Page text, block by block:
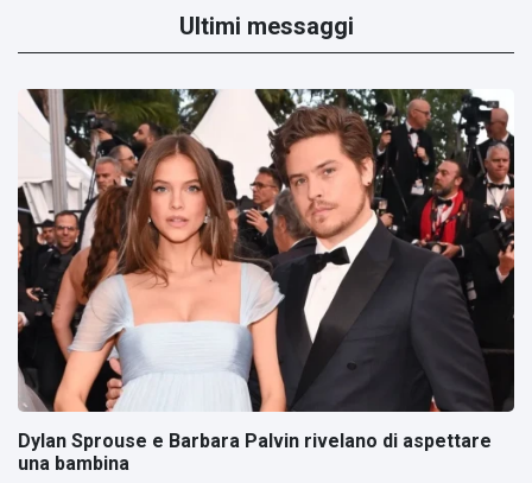
Ultimi messaggi
Dylan Sprouse e Barbara Palvin rivelano di aspettare
una bambina